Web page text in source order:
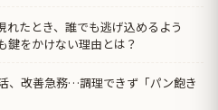
れたとき、誰でも逃げ込めるよう
鍵をかけない理由とは？
、改善急務…調理できず「パン飽き